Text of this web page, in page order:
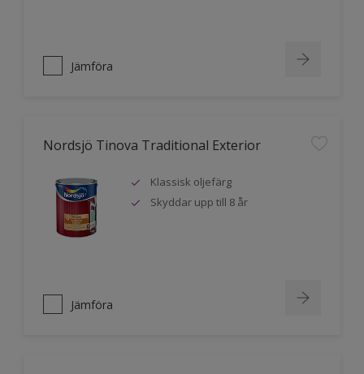
Jämföra
Nordsjö Tinova Traditional Exterior
Klassisk oljefärg
Skyddar upp till 8 år
Jämföra